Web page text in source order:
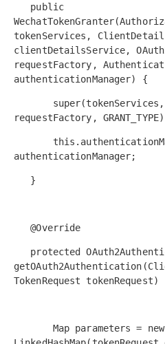
public
tokenServices,
clientDetailsService,
requestFactory,
authenticationManager) {
super(tokenServices,
requestFactory,
authenticationManager;
}
@Override
protected
TokenRequest tokenRequest)
Map parameters = new